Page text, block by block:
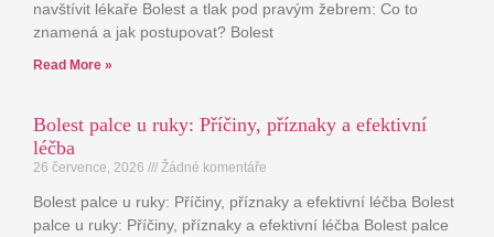
navštívit lékaře Bolest a tlak pod pravým žebrem: Co to
znamená a jak postupovat? Bolest
Read More »
Bolest palce u ruky: Příčiny, příznaky a efektivní
léčba
26 července, 2026 Žádné komentáře
Bolest palce u ruky: Příčiny, příznaky a efektivní léčba Bolest
palce u ruky: Příčiny, příznaky a efektivní léčba Bolest palce